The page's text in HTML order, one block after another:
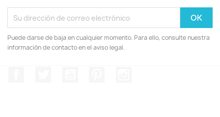
Puede darse de baja en cualquier momento. Para ello, consulte nuestra
información de contacto en el aviso legal.